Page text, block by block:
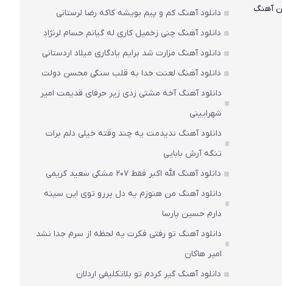
دانلود آهنگ کم و پیم بویشه کاکه رضا لرستانی
دانلود آهنگ چنی زخمیل کاری له گیانم حسام لرنژاد
دانلود آهنگ مزارت شد برایم یادگاری میلاد اردستانی
دانلود آهنگ لعنت خدا به قلب سنگی محسن دولت
دانلود آهنگ آخه مشتی زدی زیر حرفای قدیمت امیر
شهرایینی
دانلود آهنگ ندیدمت یه چند وقته خیلی دلم برات
تنگه آرش بابایی
دانلود آهنگ الله اکبر فقط 207 مشکی سعید کریمی
دانلود آهنگ من هنوزم یه دل پررو توی این سینه
دارم حسین پارسا
دانلود آهنگ تو رفتی فکرت یه لحظه از سرم جدا نشد
امیر هاکان
دانلود آهنگ گیر کردم تو بلاتکلیفی اردلان